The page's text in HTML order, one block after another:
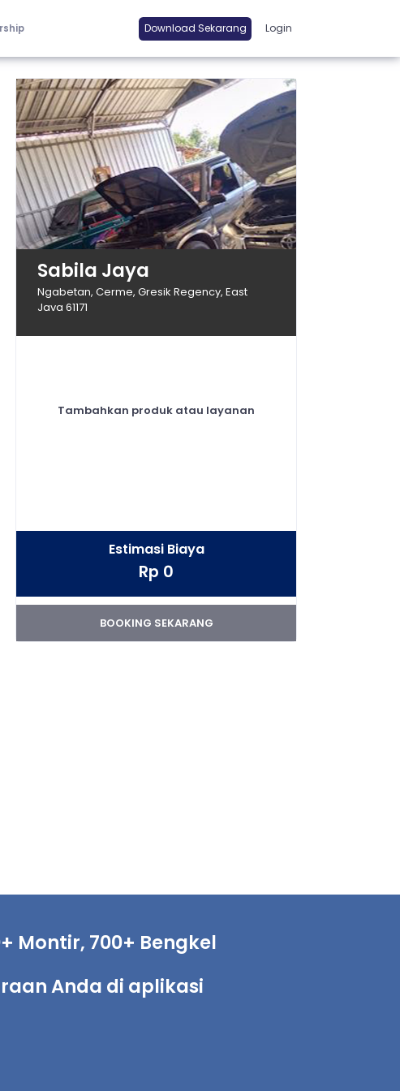
Download Sekarang Login
Sabila Jaya
Ngabetan, Cerme, Gresik Regency, East
Java 61171
Tambahkan produk atau layanan
Estimasi Biaya
Rp 0
BOOKING SEKARANG
Montir, 700+ Bengkel
Anda di aplikasi